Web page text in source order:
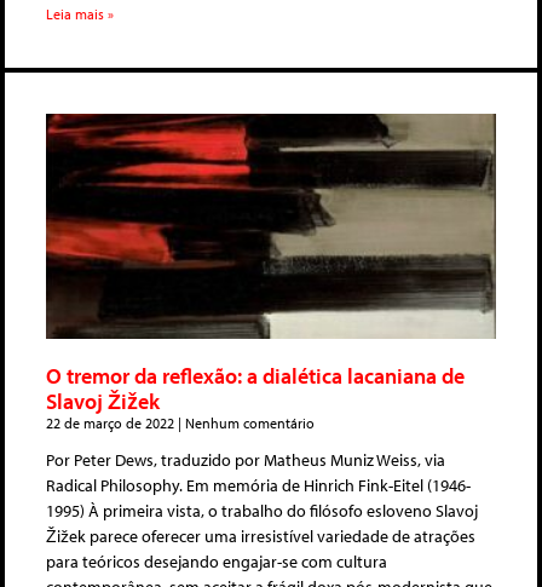
Leia mais »
O tremor da reflexão: a dialética lacaniana de
Slavoj Žižek
22 de março de 2022 Nenhum comentário
Por Peter Dews, traduzido por Matheus Muniz Weiss, via
Radical Philosophy. Em memória de Hinrich Fink-Eitel (1946-
1995) À primeira vista, o trabalho do filósofo esloveno Slavoj
Žižek parece oferecer uma irresistível variedade de atrações
para teóricos desejando engajar-se com cultura